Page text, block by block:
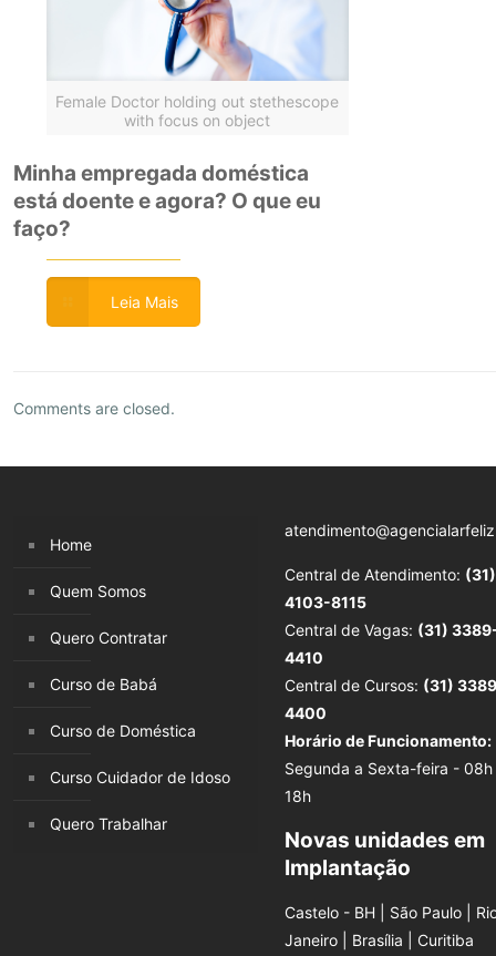
Female Doctor holding out stethescope
with focus on object
Minha empregada doméstica
está doente e agora? O que eu
faço?
Leia Mais
Comments are closed.
Home
Quem Somos
Quero Contratar
Curso de Babá
Curso de Doméstica
Curso Cuidador de Idoso
Quero Trabalhar
Central de Atendimento: (31)
4103-8115
Central de Vagas: (31)
4410
Central de Cursos: (31)
4400
Horário de Funcionamento:
Segunda a Sexta-feira - 08h
18h
Novas unidades em
Implantação
Castelo - BH | São Paulo |
Janeiro | Brasília | Curitiba